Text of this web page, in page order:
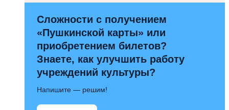
Сложности с получением
«Пушкинской карты» или
приобретением билетов?
Знаете, как улучшить работу
учреждений культуры?
Напишите — решим!